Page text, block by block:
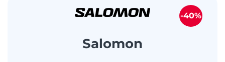
Salomon
-40%